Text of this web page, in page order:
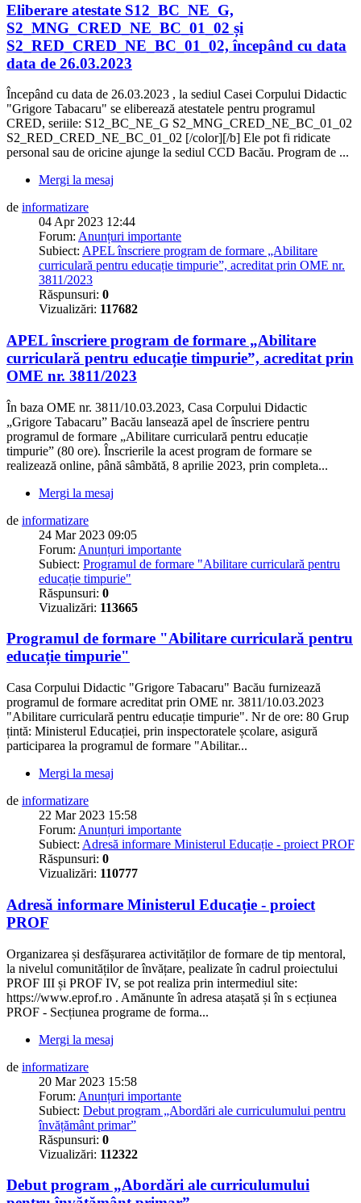
Eliberare atestate S12_BC_NE_G,
S2_MNG_CRED_NE_BC_01_02 și
S2_RED_CRED_NE_BC_01_02, începând cu data
data de 26.03.2023
Începând cu data de 26.03.2023 , la sediul Casei Corpului Didactic
"Grigore Tabacaru" se eliberează atestatele pentru programul
CRED, seriile: S12_BC_NE_G S2_MNG_CRED_NE_BC_01_02
S2_RED_CRED_NE_BC_01_02 [/color][/b] Ele pot fi ridicate
personal sau de oricine ajunge la sediul CCD Bacău. Program de ...
Mergi la mesaj
de informatizare
04 Apr 2023 12:44
Forum: Anunțuri importante
Subiect: APEL înscriere program de formare „Abilitare
curriculară pentru educație timpurie”, acreditat prin OME nr.
3811/2023
Răspunsuri: 0
Vizualizări: 117682
APEL înscriere program de formare „Abilitare
curriculară pentru educație timpurie”, acreditat prin
OME nr. 3811/2023
În baza OME nr. 3811/10.03.2023, Casa Corpului Didactic
„Grigore Tabacaru” Bacău lansează apel de înscriere pentru
programul de formare „Abilitare curriculară pentru educație
timpurie” (80 ore). Înscrierile la acest program de formare se
realizează online, până sâmbătă, 8 aprilie 2023, prin completa...
Mergi la mesaj
de informatizare
24 Mar 2023 09:05
Forum: Anunțuri importante
Subiect: Programul de formare "Abilitare curriculară pentru
educație timpurie"
Răspunsuri: 0
Vizualizări: 113665
Programul de formare "Abilitare curriculară pentru
educație timpurie"
Casa Corpului Didactic "Grigore Tabacaru" Bacău furnizează
programul de formare acreditat prin OME nr. 3811/10.03.2023
"Abilitare curriculară pentru educație timpurie". Nr de ore: 80 Grup
țintă: Ministerul Educației, prin inspectoratele școlare, asigură
participarea la programul de formare "Abilitar...
Mergi la mesaj
de informatizare
22 Mar 2023 15:58
Forum: Anunțuri importante
Subiect: Adresă informare Ministerul Educație - proiect PROF
Răspunsuri: 0
Vizualizări: 110777
Adresă informare Ministerul Educație - proiect
PROF
Organizarea și desfășurarea activităților de formare de tip mentoral,
la nivelul comunităților de învățare, pealizate în cadrul proiectului
PROF III și PROF IV, se pot realiza prin intermediul site:
https://www.eprof.ro . Amănunte în adresa atașată și în s ecțiunea
PROF - Secțiunea programe de forma...
Mergi la mesaj
de informatizare
20 Mar 2023 15:58
Forum: Anunțuri importante
Subiect: Debut program „Abordări ale curriculumului pentru
învățământ primar”
Răspunsuri: 0
Vizualizări: 112322
Debut program „Abordări ale curriculumului